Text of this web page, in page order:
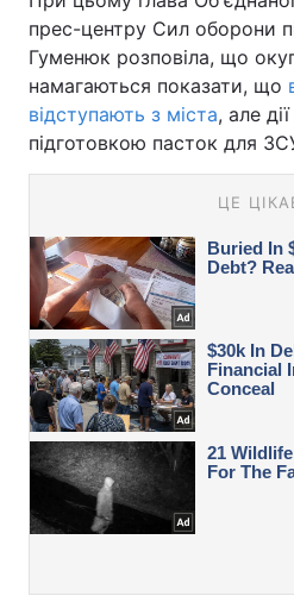
прес-центру Сил оборони
Гуменюк розповіла, що
намагаються показати, що
відступають з міста, але
підготовкою пасток для